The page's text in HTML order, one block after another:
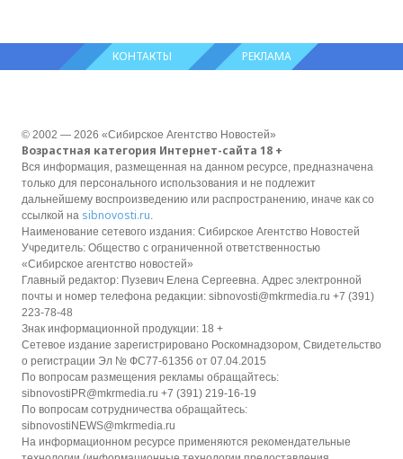
КОНТАКТЫ РЕКЛАМА
© 2002 — 2026 «Сибирское Агентство Новостей»
Возрастная категория Интернет-сайта 18 +
Вся информация, размещенная на данном ресурсе, предназначена
только для персонального использования и не подлежит
дальнейшему воспроизведению или распространению, иначе как со
ссылкой на sibnovosti.ru
Наименование сетевого издания: Сибирское Агентство Новостей
Учредитель: Общество с ограниченной ответственностью
«Сибирское агентство новостей»
Главный редактор: Пузевич Елена Сергеевна. Адрес электронной
почты и номер телефона редакции: sibnovosti@mkrmedia.ru +7 (391)
223-78-48
Знак информационной продукции: 18 +
Сетевое издание зарегистрировано Роскомнадзором, Свидетельство
о регистрации Эл № ФС77-61356 от 07.04.2015
По вопросам размещения рекламы обращайтесь:
sibnovostiPR@mkrmedia.ru +7 (391) 219-16-19
По вопросам сотрудничества обращайтесь:
sibnovostiNEWS@mkrmedia.ru
На информационном ресурсе применяются рекомендательные